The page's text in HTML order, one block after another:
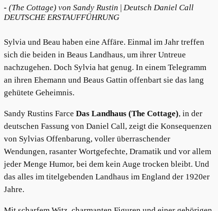
- (The Cottage) von Sandy Rustin
Deutsch Daniel Call
DEUTSCHE ERSTAUFFÜHRUNG
Sylvia und Beau haben eine Affäre. Einmal im Jahr treffen
sich die beiden in Beaus Landhaus, um ihrer Untreue
nachzugehen. Doch Sylvia hat genug. In einem Telegramm
an ihren Ehemann und Beaus Gattin offenbart sie das lang
gehütete Geheimnis.
Sandy Rustins Farce Das Landhaus (The Cottage), in der
deutschen Fassung von Daniel Call, zeigt die Konsequenzen
von Sylvias Offenbarung, voller überraschender
Wendungen, rasanter Wortgefechte, Dramatik und vor allem
jeder Menge Humor, bei dem kein Auge trocken bleibt. Und
das alles im titelgebenden Landhaus im England der 1920er
Jahre.